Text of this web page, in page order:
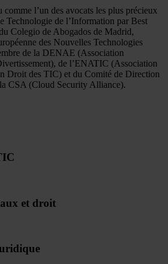
l’un des avocats les plus précieux
Technologie de l’Information par Best
Colegio de Abogados de Madrid,
des Nouvelles Technologies
de la DENAE (Association
de l’ENATIC (Association
Droit des TIC) et du Comité de Direction
CSA (Cloud Security Alliance).
et droit